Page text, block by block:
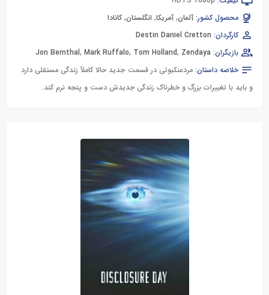
محصول کشور: آلمان, آمریکا, انگلستان, کانادا
کارگردان: Destin Daniel Cretton
بازیگران:
Jon Bernthal, Mark Ruffalo, Tom Holland, Zendaya
خلاصه داستان:مردعنکبوتی در قسمت جدید حالا کاملاً زندگی مستقلی دارد
و باید با تغییرات بزرگ و خطرناک زندگی جدیدش دست و پنجه نرم کند.